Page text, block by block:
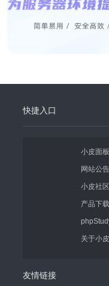
快捷入口
小皮面板
网站公告
小皮社区
产品下载
关于小皮
友情链接